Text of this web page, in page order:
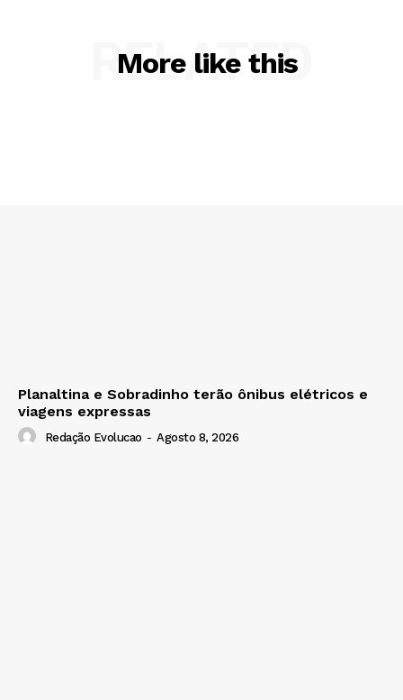
More like this
RELATED
Planaltina e Sobradinho terão ônibus elétricos e
viagens expressas
Redação Evolucao - Agosto 8, 2026